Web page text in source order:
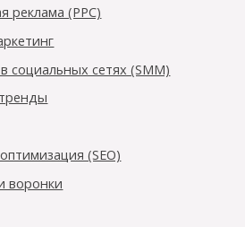
реклама (PPC)
социальных сетях (SMM)
(SEO)
воронки